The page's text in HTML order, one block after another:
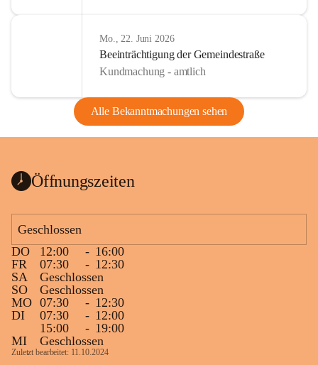
Mo., 22. Juni 2026
Beeinträchtigung der Gemeindestraße
Kundmachung - amtlich
Alle Bekanntmachungen sehen
Öffnungszeiten
Geschlossen
DO
12:00 - 16:00
FR
07:30 - 12:30
SA
Geschlossen
SO
Geschlossen
MO 07:30 - 12:30
DI
07:30 - 12:00
15:00
- 19:00
MI
Geschlossen
Zuletzt bearbeitet: 11.10.2024